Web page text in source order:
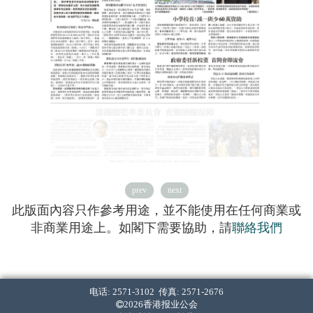
prev next
此版面內容只作參考用途，並不能使用在任何商業或
非商業用途上。如閣下需要協助，請聯絡我們
电话: 2571-3102 传真: 2571-2676
2026香港报业公会